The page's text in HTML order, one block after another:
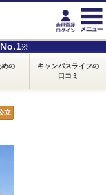
※
の
キャンパスライフの
口コミ
立